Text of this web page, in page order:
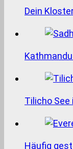
Dein
Tilicho See
Häufig